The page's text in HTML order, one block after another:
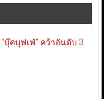
บุ๊คบุฟเฟ่” คว้าอันดับ 3